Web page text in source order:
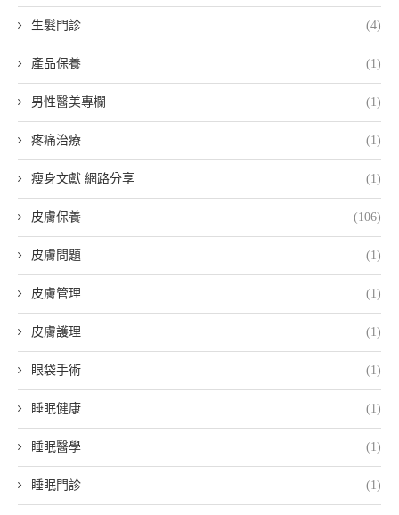
生髮門診 (4)
產品保養 (1)
男性醫美專欄 (1)
疼痛治療 (1)
瘦身文獻 網路分享 (1)
皮膚保養 (106)
皮膚問題 (1)
皮膚管理 (1)
皮膚護理 (1)
眼袋手術 (1)
睡眠健康 (1)
睡眠醫學 (1)
睡眠門診 (1)